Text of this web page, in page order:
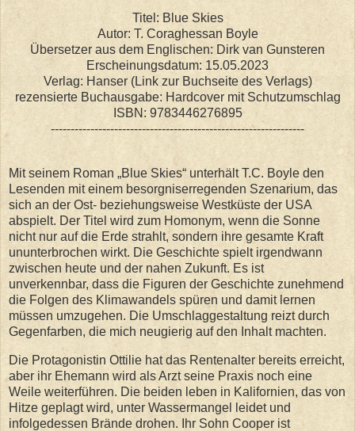
Titel: Blue Skies
Autor: T. Coraghessan Boyle
Übersetzer aus dem Englischen: Dirk van Gunsteren
Erscheinungsdatum: 15.05.2023
Verlag: Hanser (Link zur Buchseite des Verlags)
rezensierte Buchausgabe: Hardcover mit Schutzumschlag
ISBN: 9783446276895
----------------------------------------------------------------
Mit seinem Roman „Blue Skies“ unterhält T.C. Boyle den
Lesenden mit einem besorgniserregenden Szenarium, das
sich an der Ost- beziehungsweise Westküste der USA
abspielt. Der Titel wird zum Homonym, wenn die Sonne
nicht nur auf die Erde strahlt, sondern ihre gesamte Kraft
ununterbrochen wirkt. Die Geschichte spielt irgendwann
zwischen heute und der nahen Zukunft. Es ist
unverkennbar, dass die Figuren der Geschichte zunehmend
die Folgen des Klimawandels spüren und damit lernen
müssen umzugehen. Die Umschlaggestaltung reizt durch
Gegenfarben, die mich neugierig auf den Inhalt machten.
Die Protagonistin Ottilie hat das Rentenalter bereits erreicht,
aber ihr Ehemann wird als Arzt seine Praxis noch eine
Weile weiterführen. Die beiden leben in Kalifornien, das von
Hitze geplagt wird, unter Wassermangel leidet und
infolgedessen Brände drohen. Ihr Sohn Cooper ist